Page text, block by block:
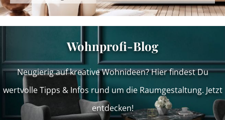
Wohnprofi-Blog
Neugierig auf kreative Wohnideen? Hier findest Du
wertvolle Tipps & Infos rund um die Raumgestaltung. Jetzt
entdecken!